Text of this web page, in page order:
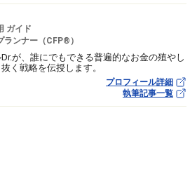
ガイド
ランナー（CFP®）
が、誰にでもできる普遍的なお金の殖やし
く戦略を伝授します。
プロフィール詳細
執筆記事一覧